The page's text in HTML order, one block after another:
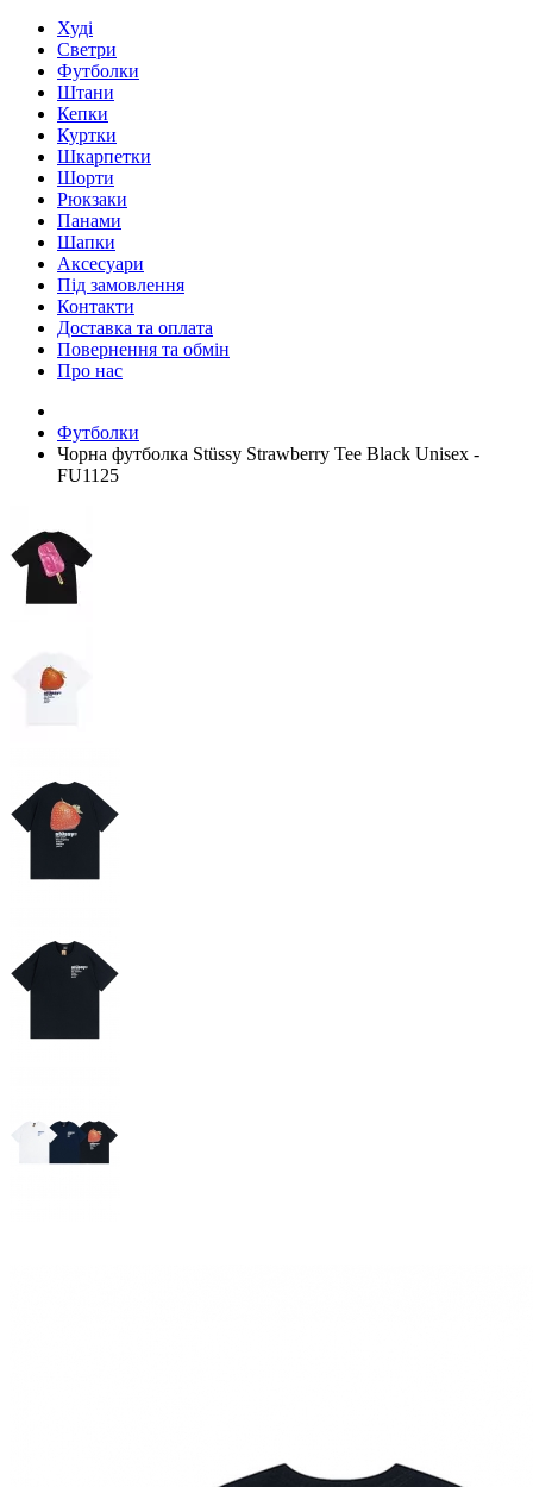
Худі
Светри
Футболки
Штани
Кепки
Куртки
Шкарпетки
Шорти
Рюкзаки
Панами
Шапки
Аксесуари
Під замовлення
Контакти
Доставка та оплата
Повернення та обмін
Про нас
Футболки
Чорна футболка Stüssy Strawberry Tee Black Unisex -
FU1125